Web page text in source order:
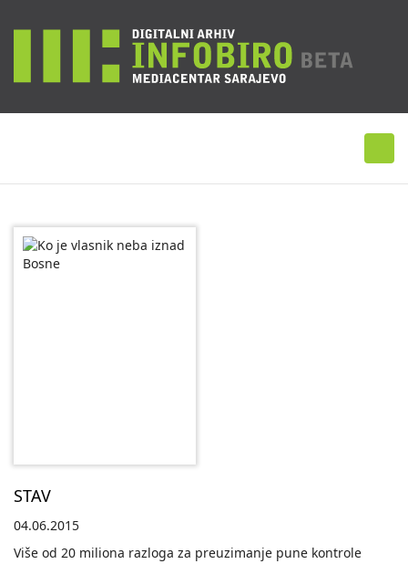
STAV
04.06.2015
Više od 20 miliona razloga za preuzimanje pune kontrole